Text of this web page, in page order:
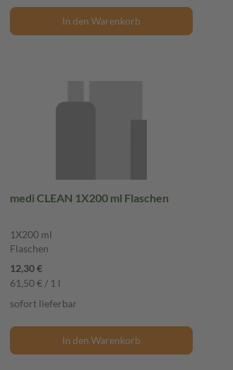
In den Warenkorb
medi CLEAN 1X200 ml Flaschen
1X200 ml
Flaschen
12,30 €
61,50 € / 1 l
sofort lieferbar
In den Warenkorb